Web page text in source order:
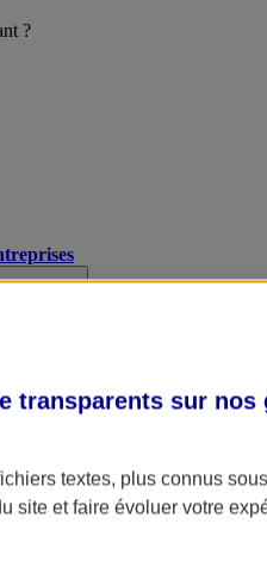
?
transparents sur
textes, plus connus
site et faire évoluer votre